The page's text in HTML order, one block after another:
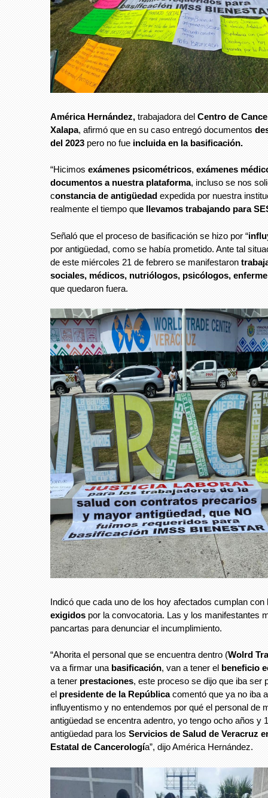
América Hernández, trabajadora del Centro de
Xalapa, afirmó que en su caso entregó documentos
del 2023 pero no fue incluida en la basificación.
“Hicimos exámenes psicométricos, exámenes
documentos a nuestra plataforma, incluso se nos
constancia de antigüedad expedida por nuestra
realmente el tiempo que llevamos trabajando para
Señaló que el proceso de basificación se hizo por “
por antigüedad, como se había prometido. Ante tal
de este miércoles 21 de febrero se manifestaron
sociales, médicos, nutriólogos, psicólogos,
que quedaron fuera.
Indicó que cada uno de los hoy afectados cumplan con
exigidos por la convocatoria. Las y los manifestantes
pancartas para denunciar el incumplimiento.
“Ahorita el personal que se encuentra dentro (Wolrd
va a firmar una basificación, van a tener el beneficio
a tener prestaciones, este proceso se dijo que iba ser
el presidente de la Repúblicacomentó que ya no iba
influyentismo y no entendemos por qué el personal de
antigüedad se encentra adentro, yo tengo ocho años y
antigüedad para los Servicios de Salud de Veracruz
Estatal de Cancerología”, dijo América Hernández.